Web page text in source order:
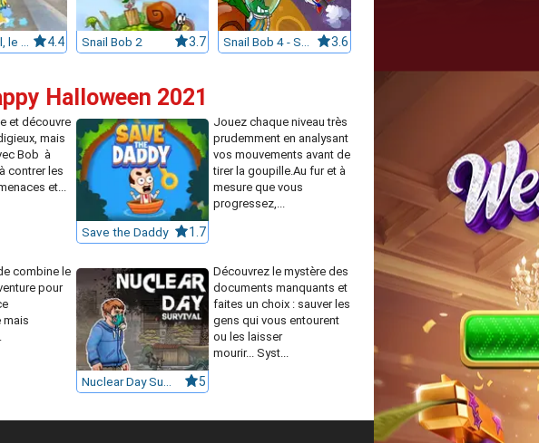
Boule et Bill, le jeu 4.4 Snail Bob 2 3.7 Snail Bob 4 - Space 3.6
Halloween 2021
et découvre
mais
Bob à
contrer les
et...
Save the Daddy 1.7
Jouez chaque niveau très
prudemment en analysant
vos mouvements avant de
tirer la goupille.Au fur et à
mesure que vous
progressez,...
combine le
pour
mais
5
Découvrez le mystère des
documents manquants et
faites un choix : sauver les
gens qui vous entourent
ou les laisser
mourir... Syst...